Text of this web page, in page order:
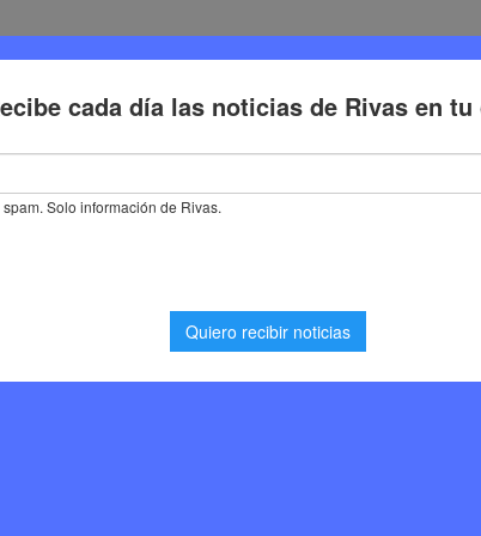
Deporte Cultura Trabajo
en el plan de realojos del Pacto Regional de Cañada Real
de realojos del
Real con nuevos